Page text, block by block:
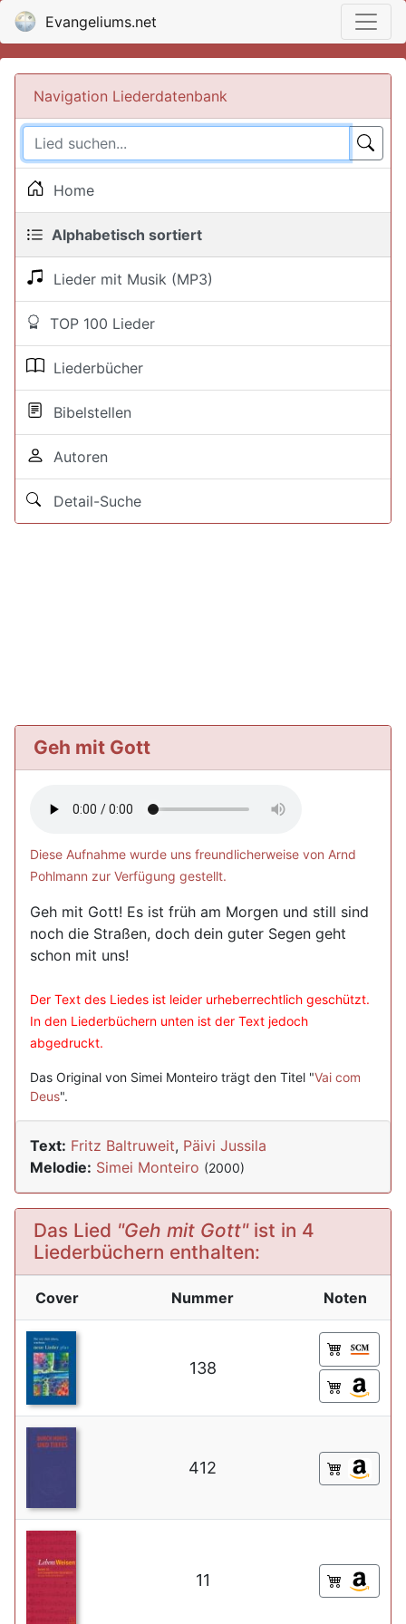
Evangeliums.net
Navigation Liederdatenbank
Home
Alphabetisch sortiert
Lieder mit Musik (MP3)
TOP 100 Lieder
Liederbücher
Bibelstellen
Autoren
Detail-Suche
Geh mit Gott
Diese Aufnahme wurde uns freundlicherweise von Arnd
Pohlmann zur Verfügung gestellt.
Geh mit Gott! Es ist früh am Morgen und still sind
noch die Straßen, doch dein guter Segen geht
schon mit uns!
Der Text des Liedes ist leider urheberrechtlich geschützt.
In den Liederbüchern unten ist der Text jedoch
abgedruckt.
Das Original von Simei Monteiro trägt den Titel "Vai com
Deus".
Text: Fritz Baltruweit, Päivi Jussila
Melodie: Simei Monteiro (2000)
Das Lied "Geh mit Gott"ist in 4
Liederbüchern enthalten:
Cover Nummer Noten
138
412
11